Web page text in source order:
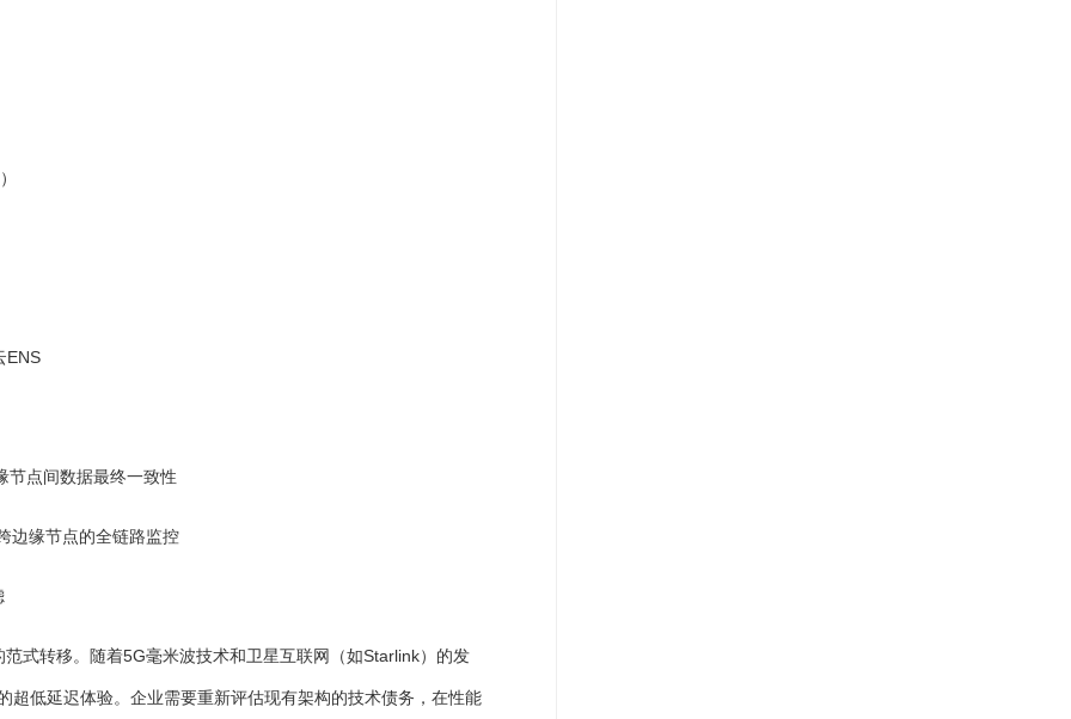
ENS
节点间数据最终一致性
边缘节点的全链路监控
式转移。随着5G毫米波技术和卫星互联网（如Starlink）的发
低延迟体验。企业需要重新评估现有架构的技术债务，在性能